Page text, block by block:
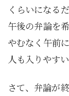
くらいになる
午後の弁論を
やむなく午前
人も入りやす
さて、弁論が